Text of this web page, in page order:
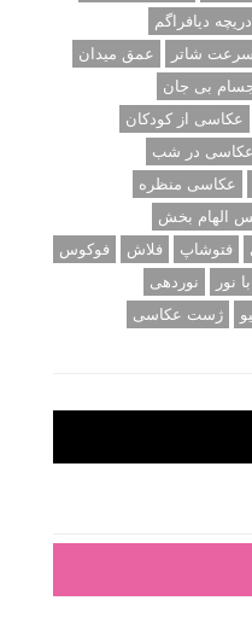
دریچه دیافراگم
سرعت شاتر
عمق میدان
بی جان
عکاسی از کودکان
عکاسی در شب
عکاسی منظره
الهام بخش
فتوشاپ فلاش
فوکوس
نور
نوردهی
ژست عکاسی